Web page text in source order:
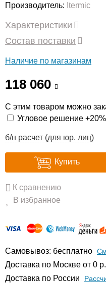
Производитель: Itermic
Характеристики
Состав поставки
Наличие по магазинам
118 060
С этим товаром можно
Угловое решение
б/н расчет (для юр. лиц)
Купить
К сравнению
В избранное
Самовывоз: бесплатно
Доставка по Москве от 0 р.
Доставка по России